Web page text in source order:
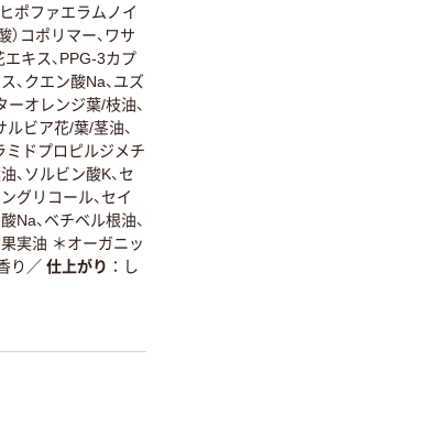
ポファエラムノイ
コポリマー、ワサ
エキス、PPG-3カプ
、クエン酸Na、ユズ
ーオレンジ葉/枝油、
ビア花/葉/茎油、
ミドプロピルジメチ
、ソルビン酸K、セ
グリコール、セイ
Na、ベチベル根油、
果実油 ＊オーガニッ
り ／ 仕上がり
し